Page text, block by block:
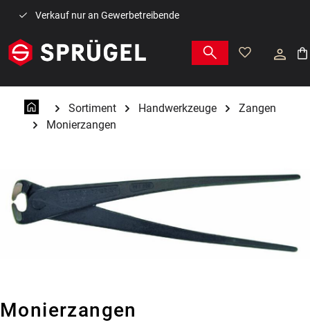
Zum Hauptinhalt springen
Verkauf nur an Gewerbetreibende
Sortiment Handwerkzeuge
Zangen
Monierzangen
Monierzangen